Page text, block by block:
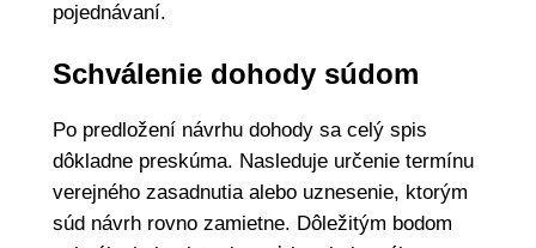
pojednávaní.
Schválenie dohody súdom
Po predložení návrhu dohody sa celý spis
dôkladne preskúma. Nasleduje určenie termínu
verejného zasadnutia alebo uznesenie, ktorým
súd návrh rovno zamietne. Dôležitým bodom